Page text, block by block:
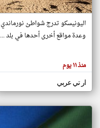
هنا عن
وجهة
كاتبيها.
اليونيسكو تدرج شواطئ نورماندي
وعدة مواقع أخرى أحدها في بلد ...
منذ ١١ يوم
ار تي عربي